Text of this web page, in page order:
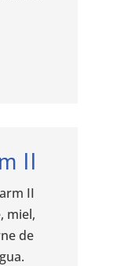
II
II
miel,
de